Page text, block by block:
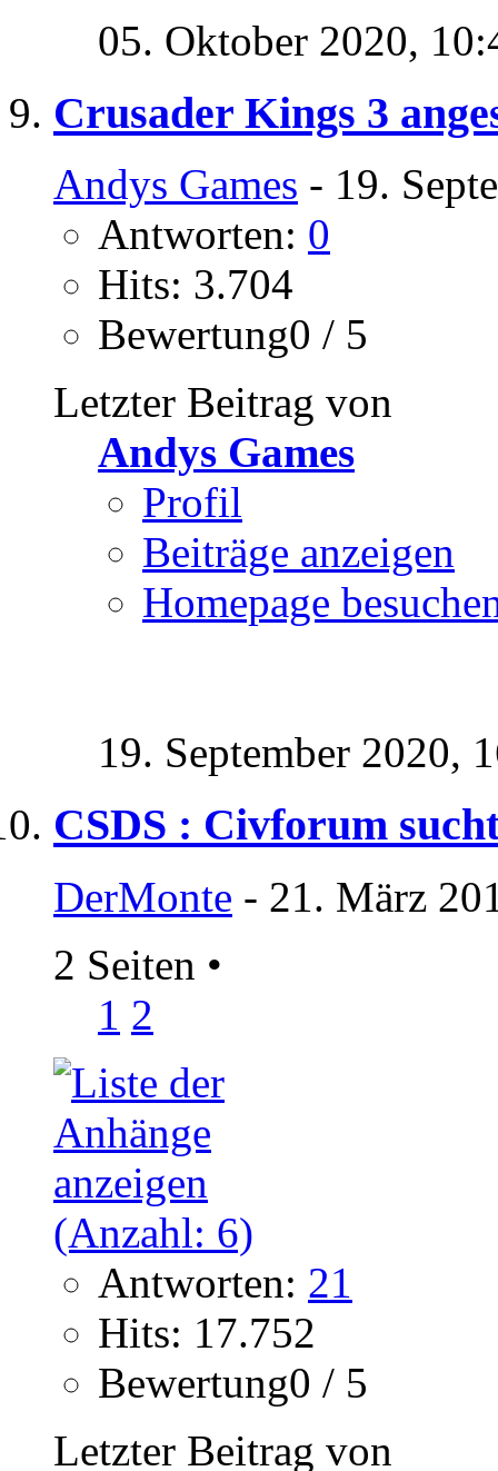
05. Oktober 2020,
Crusader Kings 3
Andys Games - 19.
Antworten: 0
Hits: 3.704
Bewertung0 / 5
Letzter Beitrag von
Andys Games
Profil
Beiträge anzeigen
Homepage
19. September 2020,
CSDS : Civforum
DerMonte - 21. März
2 Seiten •
1 2
Antworten: 21
Hits: 17.752
Bewertung0 / 5
Letzter Beitrag von